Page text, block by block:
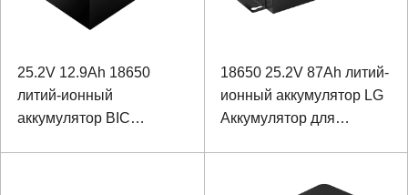
25.2V 12.9Ah 18650
литий-ионный
аккумулятор BIC
18650 25.2V 87Ah литий-
ионный аккумулятор LG
Аккумулятор для
И RS485 связью